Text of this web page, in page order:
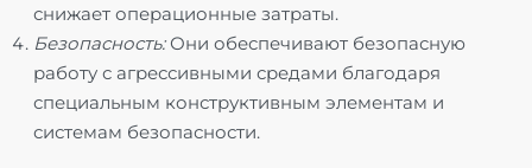
снижает операционные затраты.
Безопасность:Они обеспечивают безопасную
работу с агрессивными средами благодаря
специальным конструктивным элементам и
системам безопасности.